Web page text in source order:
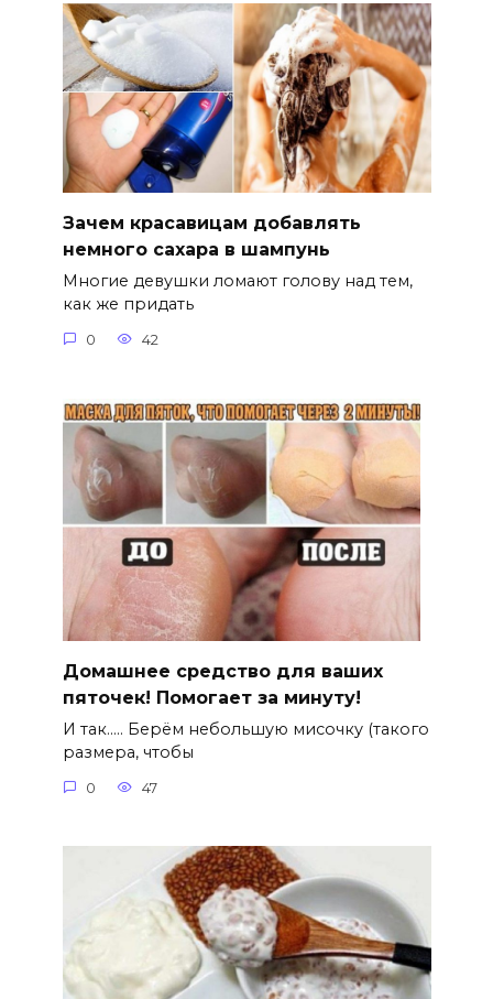
Зачем красавицам добавлять
немного сахара в шампунь
Многие девушки ломают голову над тем,
как же придать
0 42
Домашнее средство для ваших
пяточек! Помогает за минуту!
И так….. Берём небольшую мисочку (такого
размера, чтобы
0 47